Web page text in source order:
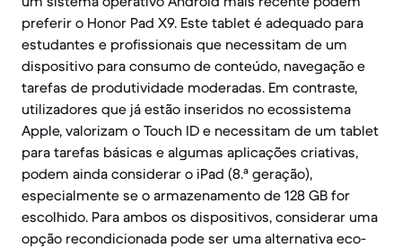
preferir o Honor Pad X9. Este tablet é adequado para
estudantes e profissionais que necessitam de um
dispositivo para consumo de conteúdo, navegação e
tarefas de produtividade moderadas. Em contraste,
utilizadores que já estão inseridos no ecossistema
Apple, valorizam o Touch ID e necessitam de um tablet
para tarefas básicas e algumas aplicações criativas,
podem ainda considerar o iPad (8.ª geração),
especialmente se o armazenamento de 128 GB for
escolhido. Para ambos os dispositivos, considerar uma
opção recondicionada pode ser uma alternativa eco-